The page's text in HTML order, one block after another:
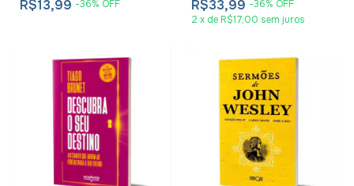
R$13,99 -36% OFF R$33,99 -36% OFF
2 x de R$17,00 sem juros